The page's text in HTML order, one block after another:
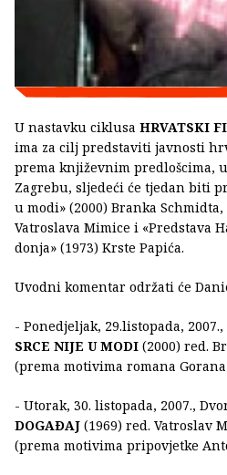
U nastavku ciklusa HRVATSKI
ima za cilj predstaviti javnosti
prema književnim predlošcima,
Zagrebu, sljedeći će tjedan biti
u modi» (2000) Branka Schmidta,
Vatroslava Mimice i «Predstava
donja» (1973) Krste Papića.
Uvodni komentar održati će
- Ponedjeljak, 29.listopada,
SRCE NIJE U MODI (2000) red.
(prema motivima romana
- Utorak, 30. listopada, 2007.,
DOGAÐAJ (1969) red. Vatroslav
(prema motivima pripovjetke